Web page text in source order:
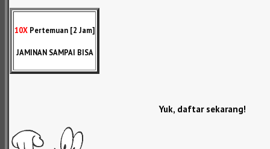
10X Pertemuan [2 Jam]
JAMINAN SAMPAI BISA
Yuk, daftar sekarang!